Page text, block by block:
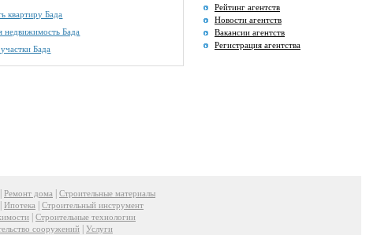
квартиру Бада
недвижимость Бада
Бада
Рейтинг агентств
Новости агентств
Вакансии агентств
Регистрация агентства
Ремонт дома
Строительные материалы
Ипотека
Строительный инструмент
Строительные технологии
сооружений Услуги